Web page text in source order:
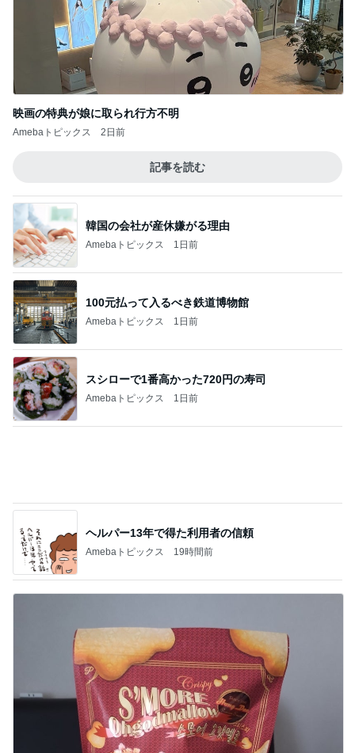
映画の特典が娘に取られ行方不明
Amebaトピックス 2日前
記事を読む
Amebaトピックス 1日前
100元払って入るべき鉄道博物館
Amebaトピックス 1日前
スシローで1番高かった720円の寿司
Amebaトピックス 1日前
ヘルパー13年で得た利用者の信頼
Amebaトピックス 19時間前
Amebaトピックス 15時間前
記事を読む
応募で不利に働くかもしれないこと